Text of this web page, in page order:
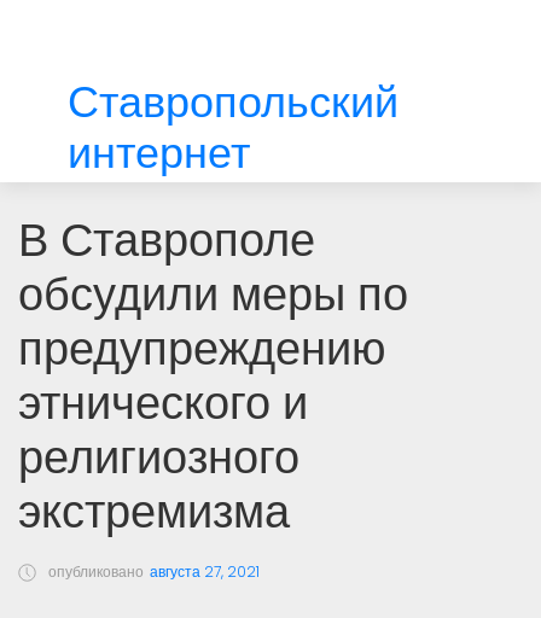
Ставропольский
интернет
В Ставрополе
обсудили меры по
предупреждению
этнического и
религиозного
экстремизма
опубликовано августа 27, 2021